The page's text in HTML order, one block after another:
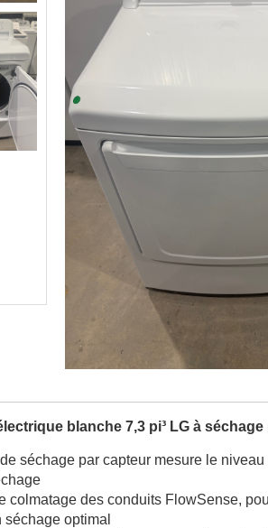
blanche 7,3 pi³ LG à
séchage par capteur mesure le
colmatage des conduits FlowSense,
optimal